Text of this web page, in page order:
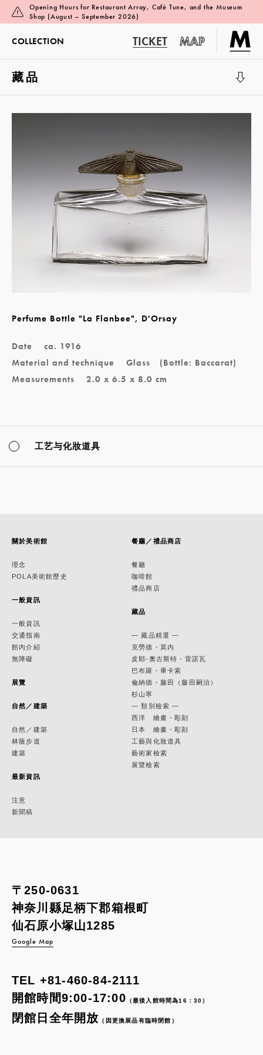
Opening Hours for Restaurant Array, Café Tune, and the Museum
Shop (August – September 2026)
COLLECTION TICKET MAP
藏品
Perfume Bottle "La Flanbee", D'Orsay
Date
ca. 1916
Material and technique
Glass (Bottle: Baccarat)
Measurements
2.0 x 6.5 x 8.0 cm
工艺与化妝道具
關於美術館
理念
POLA美術館歷史
一般資訊
一般資訊
交通指南
館內介紹
無障礙
展覽
自然／建築
自然／建築
林蔭步道
建築
最新資訊
注意
新聞稿
餐廳／禮品商店
餐廳
咖啡館
禮品商店
藏品
— 藏品精選 —
克勞德・莫內
皮耶-奧古斯特・雷諾瓦
巴布羅・畢卡索
倫納德・藤田（藤田嗣治）
杉山寧
— 類別檢索 —
西洋 繪畫・彫刻
日本 繪畫・彫刻
工藝與化妝道具
藝術家檢索
展覽檢索
〒250-0631
神奈川縣足柄下郡箱根町
仙石原小塚山1285
Google Map
TEL +81-460-84-2111
開館時間9:00-17:00 （最後入館時間為16：30）
閉館日全年開放 （因更換展品有臨時閉館）